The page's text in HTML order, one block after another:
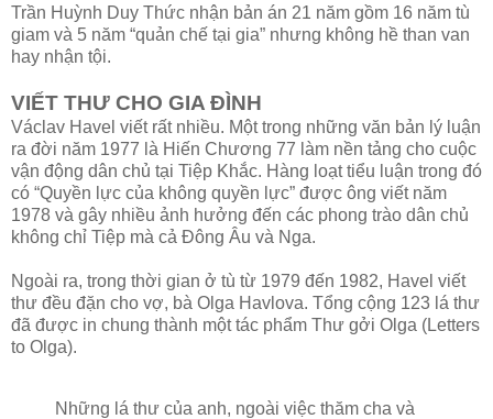
Trần Huỳnh Duy Thức nhận bản án 21 năm gồm 16 năm tù
giam và 5 năm “quản chế tại gia” nhưng không hề than van
hay nhận tội.
VIẾT THƯ CHO GIA ĐÌNH
Václav Havel viết rất nhiều. Một trong những văn bản lý luận
ra đời năm 1977 là Hiến Chương 77 làm nền tảng cho cuộc
vận động dân chủ tại Tiệp Khắc. Hàng loạt tiểu luận trong đó
có “Quyền lực của không quyền lực” được ông viết năm
1978 và gây nhiều ảnh hưởng đến các phong trào dân chủ
không chỉ Tiệp mà cả Đông Âu và Nga.
Ngoài ra, trong thời gian ở tù từ 1979 đến 1982, Havel viết
thư đều đặn cho vợ, bà Olga Havlova. Tổng cộng 123 lá thư
đã được in chung thành một tác phẩm Thư gởi Olga (Letters
to Olga).
Những lá thư của anh, ngoài việc thăm cha và